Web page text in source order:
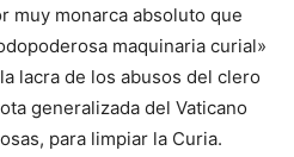
muy monarca absoluto que
maquinaria curial»
lacra de los abusos del clero
generalizada del Vaticano
para limpiar la Curia.